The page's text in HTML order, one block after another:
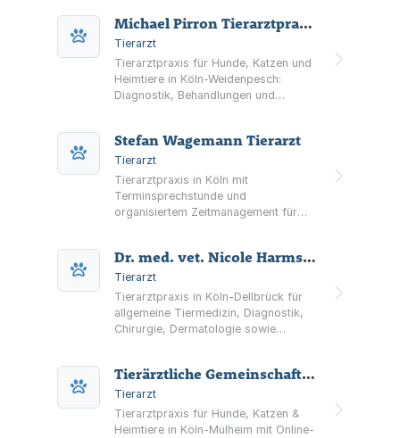
Michael Pirron Tierarztpraxis
Tierarzt
Tierarztpraxis für Hunde, Katzen und
Heimtiere in Köln-Weidenpesch:
Diagnostik, Behandlungen und
Terminsprechstunden und Abholzeiten
für Medikamente und Futtermittel.
Stefan Wagemann Tierarzt
Tierarzt
Tierarztpraxis in Köln mit
Terminsprechstunde und
organisiertem Zeitmanagement für
Anfahrt, Neuigkeiten und
Sprechzeiten.
Dr. med. vet. Nicole Harms Tierarztpraxis
Tierarzt
Tierarztpraxis in Köln-Dellbrück für
allgemeine Tiermedizin, Diagnostik,
Chirurgie, Dermatologie sowie
Sachkundenachweis, Sterbebegleitung
und Hausbesuchen nach Absprache.
Tierärztliche Gemeinschaftspraxis Dr. med. vet. Hans Mauer & Dr. med. vet. Frank Schauten
Tierarzt
Tierarztpraxis für Hunde, Katzen &
Heimtiere in Köln-Mülheim mit Online-